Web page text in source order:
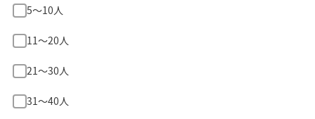
5〜10人
11〜20人
21〜30人
31〜40人